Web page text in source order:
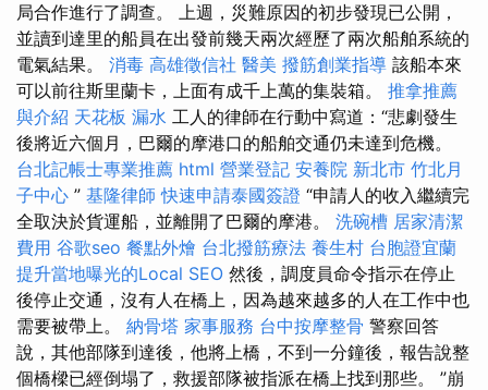
局合作進行了調查。 上週，災難原因的初步發現已公開，
並讀到達里的船員在出發前幾天兩次經歷了兩次船舶系統的
電氣結果。 消毒 高雄徵信社 醫美 撥筋創業指導 該船本來
可以前往斯里蘭卡，上面有成千上萬的集裝箱。 推拿推薦
與介紹 天花板 漏水 工人的律師在行動中寫道：“悲劇發生
後將近六個月，巴爾的摩港口的船舶交通仍未達到危機。
台北記帳士專業推薦 html 營業登記 安養院 新北市 竹北月
子中心 ” 基隆律師 快速申請泰國簽證 “申請人的收入繼續完
全取決於貨運船，並離開了巴爾的摩港。 洗碗槽 居家清潔
費用 谷歌seo 餐點外燴 台北撥筋療法 養生村 台胞證宜蘭
提升當地曝光的Local SEO 然後，調度員命令指示在停止
後停止交通，沒有人在橋上，因為越來越多的人在工作中也
需要被帶上。 納骨塔 家事服務 台中按摩整骨 警察回答
說，其他部隊到達後，他將上橋，不到一分鐘後，報告說整
個橋樑已經倒塌了，救援部隊被指派在橋上找到那些。 ”崩